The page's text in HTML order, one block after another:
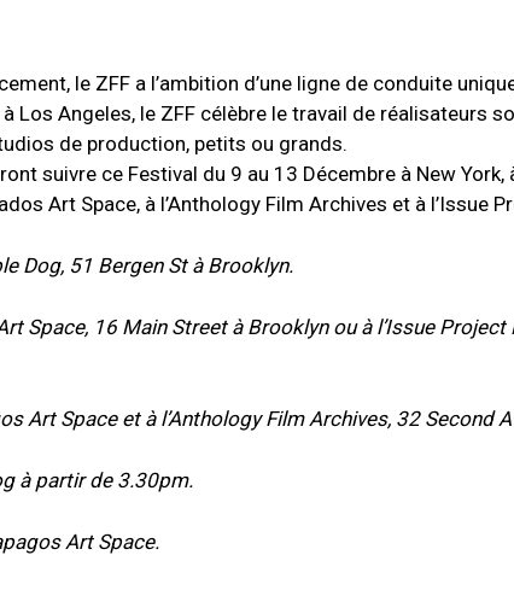
le ZFF a l’ambition d’une ligne de conduite
Los Angeles, le ZFF célèbre le travail de réalisateurs
de production, petits ou grands.
suivre ce Festival du 9 au 13 Décembre à New York,
Art Space, à l’Anthology Film Archives et à l’Issue
Dog, 51 Bergen St à Brooklyn.
Space, 16 Main Street à Brooklyn ou à l’Issue Project
Art Space et à l’Anthology Film Archives, 32 Second
à partir de 3.30pm.
Art Space.